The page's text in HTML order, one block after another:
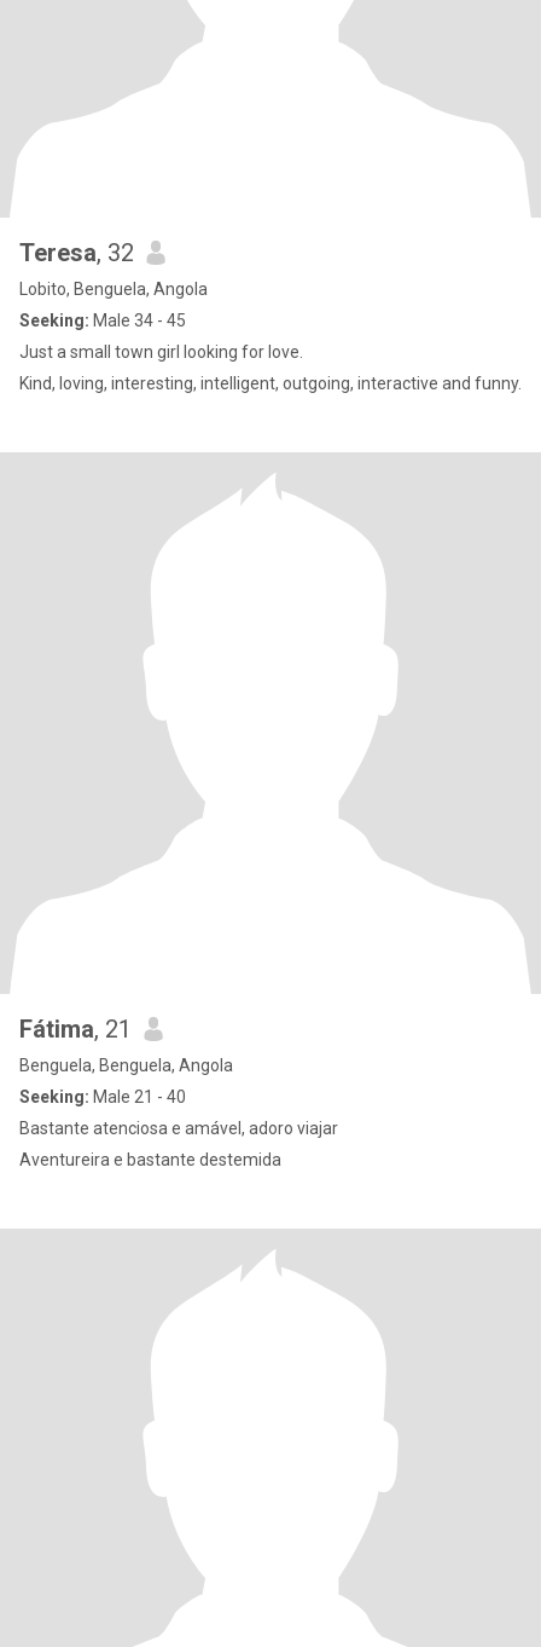
Teresa, 32
Lobito, Benguela, Angola
Seeking: Male 34 - 45
Just a small town girl looking for love.
Kind, loving, interesting, intelligent, outgoing, interactive and funny.
Fátima, 21
Benguela, Benguela, Angola
Seeking: Male 21 - 40
Bastante atenciosa e amável, adoro viajar
Aventureira e bastante destemida